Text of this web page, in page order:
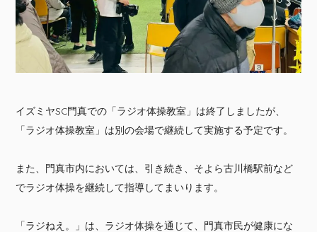
イズミヤSC門真での「ラジオ体操教室」は終了しましたが、
「ラジオ体操教室」は別の会場で継続して実施する予定です。
また、門真市内においては、引き続き、そよら古川橋駅前など
でラジオ体操を継続して指導してまいります。
「ラジねえ。」は、ラジオ体操を通じて、門真市民が健康にな